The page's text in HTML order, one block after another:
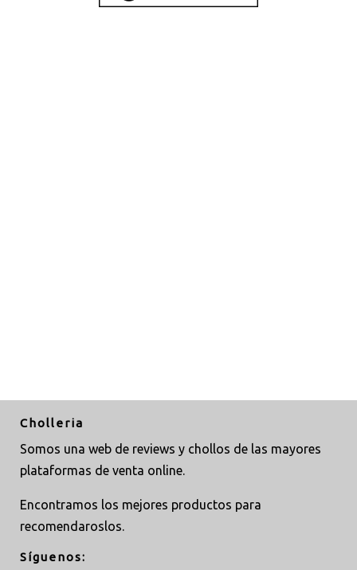
Cholleria
Somos una web de reviews y chollos de las mayores
plataformas de venta online.
Encontramos los mejores productos para
recomendaroslos.
Síguenos: